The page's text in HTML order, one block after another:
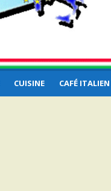
CUISINE CAFÉ ITALIEN